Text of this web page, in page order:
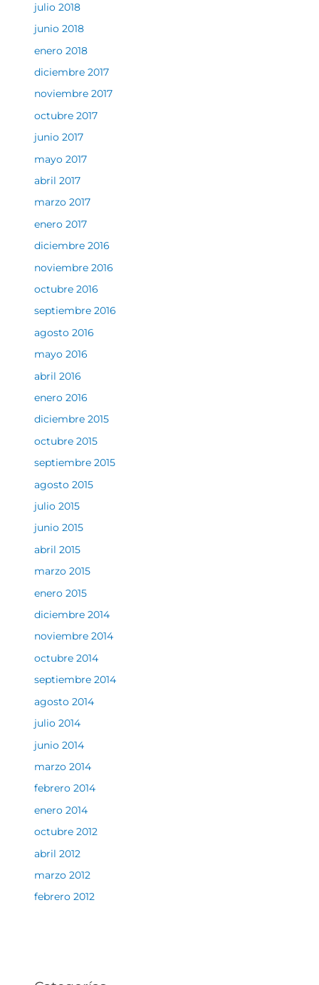
julio 2018
junio 2018
enero 2018
diciembre 2017
noviembre 2017
octubre 2017
junio 2017
mayo 2017
abril 2017
marzo 2017
enero 2017
diciembre 2016
noviembre 2016
octubre 2016
septiembre 2016
agosto 2016
mayo 2016
abril 2016
enero 2016
diciembre 2015
octubre 2015
septiembre 2015
agosto 2015
julio 2015
junio 2015
abril 2015
marzo 2015
enero 2015
diciembre 2014
noviembre 2014
octubre 2014
septiembre 2014
agosto 2014
julio 2014
junio 2014
marzo 2014
febrero 2014
enero 2014
octubre 2012
abril 2012
marzo 2012
febrero 2012